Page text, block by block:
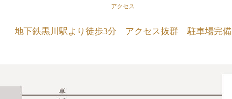
アクセス
地下鉄黒川駅より徒歩3分 アクセス抜群 駐車場完備